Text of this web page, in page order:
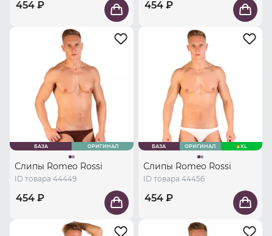
454 ₽ 454 ₽
БАЗА ОРИГИНАЛ
Слипы Romeo Rossi
ID товара 44449
454 ₽
БАЗА ОРИГИНАЛ XL
Слипы Romeo Rossi
ID товара 44456
454 ₽